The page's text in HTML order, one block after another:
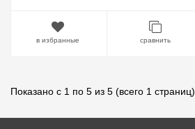
в избранные сравнить
Показано с 1 по 5 из 5 (всего 1 страниц)